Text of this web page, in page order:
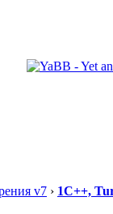
v7 › 1С++,